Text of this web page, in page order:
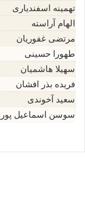
تهمینه اسفندیاری
الهام آراسته
مرتضی غفوریان
طهورا حسینی
سهیلا هاشمیان
فریده بذر افشان
سعید آخوندی
سوسن اسماعیل پور